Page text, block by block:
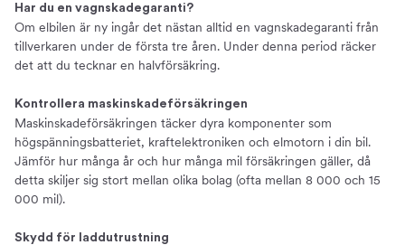
Har du en vagnskadegaranti?
Om elbilen är ny ingår det nästan alltid en vagnskadegaranti från
tillverkaren under de första tre åren. Under denna period räcker
det att du tecknar en halvförsäkring.
Kontrollera maskinskadeförsäkringen
Maskinskadeförsäkringen täcker dyra komponenter som
högspänningsbatteriet, kraftelektroniken och elmotorn i din bil.
Jämför hur många år och hur många mil försäkringen gäller, då
detta skiljer sig stort mellan olika bolag (ofta mellan 8 000 och 15
000 mil).
Skydd för laddutrustning